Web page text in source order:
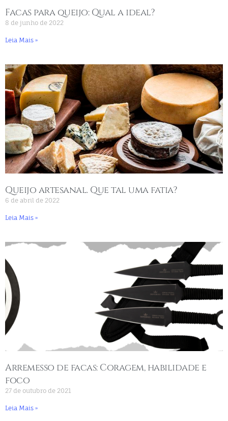
Facas para queijo: Qual a ideal?
8 de junho de 2022
Leia Mais »
Queijo artesanal. Que tal uma fatia?
6 de abril de 2022
Leia Mais »
Arremesso de facas: Coragem, habilidade e
foco
27 de outubro de 2021
Leia Mais »